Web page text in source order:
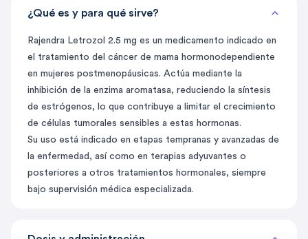
¿Qué es y para qué sirve?
Rajendra Letrozol 2.5 mg es un medicamento indicado en
el tratamiento del cáncer de mama hormonodependiente
en mujeres postmenopáusicas. Actúa mediante la
inhibición de la enzima aromatasa, reduciendo la síntesis
de estrógenos, lo que contribuye a limitar el crecimiento
de células tumorales sensibles a estas hormonas.
Su uso está indicado en etapas tempranas y avanzadas de
la enfermedad, así como en terapias adyuvantes o
posteriores a otros tratamientos hormonales, siempre
bajo supervisión médica especializada.